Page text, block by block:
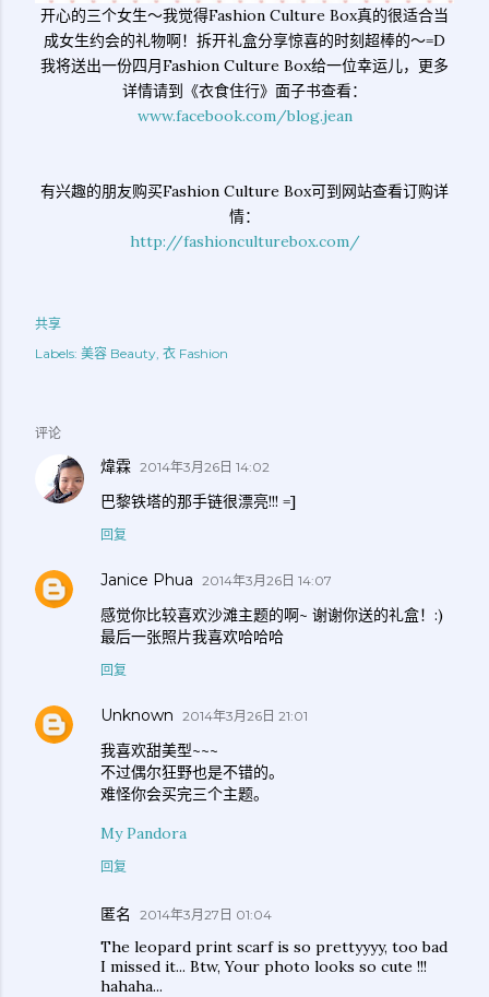
开心的三个女生～我觉得Fashion Culture Box真的很适合当
成女生约会的礼物啊！拆开礼盒分享惊喜的时刻超棒的～=D
我将送出一份四月Fashion Culture Box给一位幸运儿，更多
详情请到《衣食住行》面子书查看：
www.facebook.com/blog.jean
有兴趣的朋友购买Fashion Culture Box可到网站查看订购详
情：
http://fashionculturebox.com/
共享
Labels: 美容 Beauty 衣 Fashion
评论
煒霖 2014年3月26日 14:02
巴黎铁塔的那手链很漂亮!!! =]
回复
Janice Phua 2014年3月26日 14:07
感觉你比较喜欢沙滩主题的啊~ 谢谢你送的礼盒！:)
最后一张照片我喜欢哈哈哈
回复
Unknown 2014年3月26日 21:01
我喜欢甜美型~~~
不过偶尔狂野也是不错的。
难怪你会买完三个主题。
My Pandora
回复
匿名 2014年3月27日 01:04
The leopard print scarf is so prettyyyy, too bad
I missed it... Btw, Your photo looks so cute !!!
hahaha...